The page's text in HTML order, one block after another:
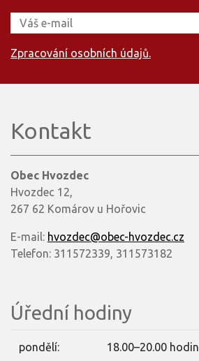
Zpracování osobních údajů.
Kontakt
Obec Hvozdec
Hvozdec 12,
267 62 Komárov u Hořovic
E-mail: hvozdec@obec-hvozdec.cz
Telefon: 311572339, 311573182
Úřední hodiny
pondělí: 18.00–20.00 hodin